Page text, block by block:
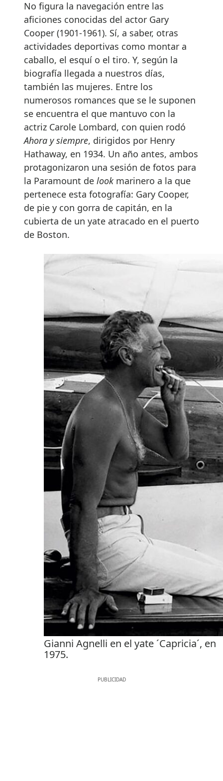
No figura la navegación entre las
aficiones conocidas del actor Gary
Cooper (1901-1961). Sí, a saber, otras
actividades deportivas como montar a
caballo, el esquí o el tiro. Y, según la
biografía llegada a nuestros días,
también las mujeres. Entre los
numerosos romances que se le suponen
se encuentra el que mantuvo con la
actriz Carole Lombard, con quien rodó
Ahora y siempre, dirigidos por Henry
Hathaway, en 1934. Un año antes, ambos
protagonizaron una sesión de fotos para
la Paramount de look marinero a la que
pertenece esta fotografía: Gary Cooper,
de pie y con gorra de capitán, en la
cubierta de un yate atracado en el puerto
de Boston.
Gianni Agnelli en el yate ´Capricia´, en
1975.